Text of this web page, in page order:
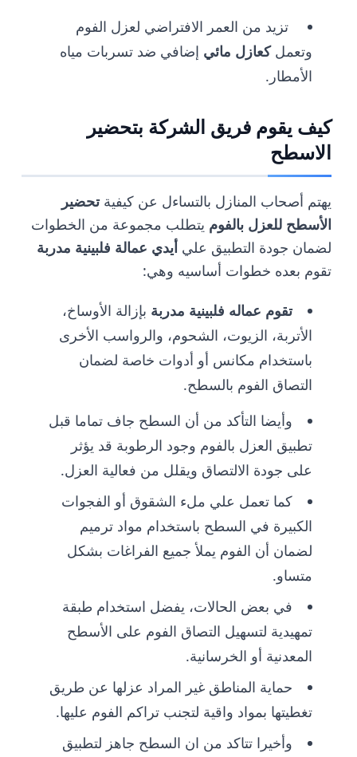
تزيد من العمر الافتراضي لعزل الفوم
وتعملكعازل مائي إضافي ضد تسربات مياه
الأمطار.
كيف يقوم فريق الشركة بتحضير
الاسطح
يهتم أصحاب المنازل بالتساءل عن كيفية تحضير
الأسطح للعزل بالفوم يتطلب مجموعة من الخطوات
لضمان جودة التطبيق علي أيدي عمالة فلبينية مدربة
تقوم بعده خطوات أساسيه وهي:
تقوم عماله فلبينية مدربة بإزالة الأوساخ،
الأتربة، الزيوت، الشحوم، والرواسب الأخرى
باستخدام مكانس أو أدوات خاصة لضمان
التصاق الفوم بالسطح.
وأيضا التأكد من أن السطح جاف تماما قبل
تطبيق العزل بالفوم وجود الرطوبة قد يؤثر
على جودة الالتصاق ويقلل من فعالية العزل.
كما تعمل علي ملء الشقوق أو الفجوات
الكبيرة في السطح باستخدام مواد ترميم
لضمان أن الفوم يملأ جميع الفراغات بشكل
متساو.
في بعض الحالات، يفضل استخدام طبقة
تمهيدية لتسهيل التصاق الفوم على الأسطح
المعدنية أو الخرسانية.
حماية المناطق غير المراد عزلها عن طريق
تغطيتها بمواد واقية لتجنب تراكم الفوم عليها.
وأخيرا تتاكد من ان السطح جاهز لتطبيق